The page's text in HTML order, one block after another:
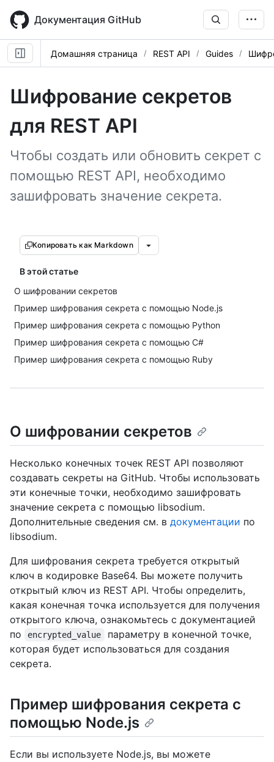
main
content
Документация GitHub
Домашняя страница REST API Guides
Шифрование секретов
для REST API
Чтобы создать или обновить секрет с
помощью REST API, необходимо
зашифровать значение секрета.
Копировать как Markdown
В этой статье
О шифровании секретов
Пример шифрования секрета с помощью Node.js
Пример шифрования секрета с помощью Python
Пример шифрования секрета с помощью C#
Пример шифрования секрета с помощью Ruby
О шифровании секретов
Несколько конечных точек REST API позволяют
создавать секреты на GitHub. Чтобы использовать
эти конечные точки, необходимо зашифровать
значение секрета с помощью libsodium.
Дополнительные сведения см. в документации по
libsodium.
Для шифрования секрета требуется открытый
ключ в кодировке Base64. Вы можете получить
открытый ключ из REST API. Чтобы определить,
какая конечная точка используется для получения
открытого ключа, ознакомьтесь с документацией
по
encrypted_value
параметру в конечной точке,
которая будет использоваться для создания
секрета.
Пример шифрования секрета с
помощью Node.js
Если вы используете Node.js, вы можете